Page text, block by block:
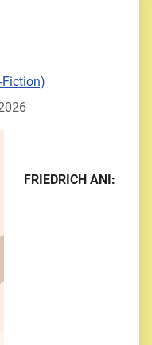
Fiction)
FRIEDRICH ANI: